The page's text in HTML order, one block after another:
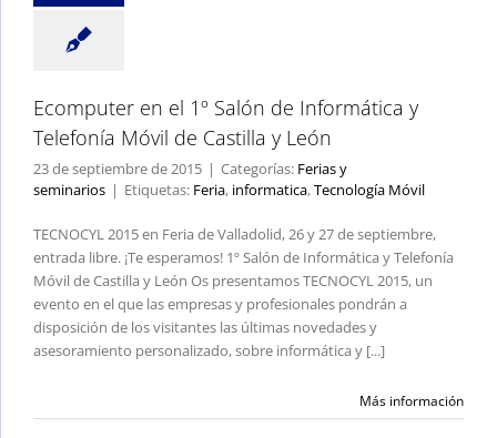
Ecomputer en el 1º Salón de Informática y
Telefonía Móvil de Castilla y León
23 de septiembre de 2015 | Categorías: Ferias y
seminarios | Etiquetas: Feria, informatica,Tecnología Móvil
TECNOCYL 2015 en Feria de Valladolid, 26 y 27 de septiembre,
entrada libre. ¡Te esperamos! 1º Salón de Informática y Telefonía
Móvil de Castilla y León Os presentamos TECNOCYL 2015, un
evento en el que las empresas y profesionales pondrán a
disposición de los visitantes las últimas novedades y
asesoramiento personalizado, sobre informática y [...]
Más información